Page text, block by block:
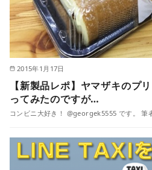
2015年1月17日
【新製品レポ】ヤマザキのプ
ってみたのですが…
コンビニ大好き！ @georgek5555 です。 筆